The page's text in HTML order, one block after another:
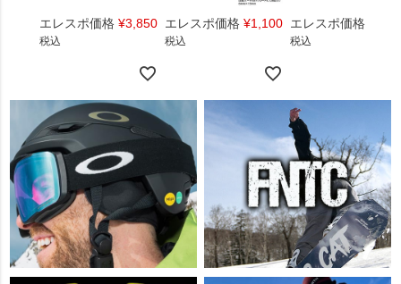
エレスポ価格 ¥3,850
税込
エレスポ価格 ¥1,100
税込
エレスポ価格
税込